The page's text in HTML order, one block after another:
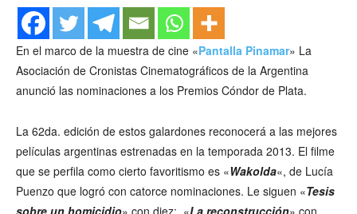
En el marco de la muestra de cine «Pantalla Pinamar» La
Asociación de Cronistas Cinematográficos de la Argentina
anunció las nominaciones a los Premios Cóndor de Plata.
La 62da. edición de estos galardones reconocerá a las mejores
películas argentinas estrenadas en la temporada 2013. El filme
que se perfila como cierto favoritismo es «Wakolda«, de Lucía
Puenzo que logró con catorce nominaciones. Le siguen «Tesis
sobre un homicidio» con diez; «La reconstrucción» con